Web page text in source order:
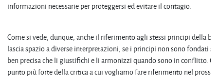
informazioni necessarie per proteggersi ed evitare il contagio.
Come si vede, dunque, anche il riferimento agli stessi principi della
lascia spazio a diverse interpretazioni, se i principi non sono fondati
ben precisa che li giustifichi e li armonizzi quando sono in conflitto.
punto più forte della critica a cui vogliamo fare riferimento nel